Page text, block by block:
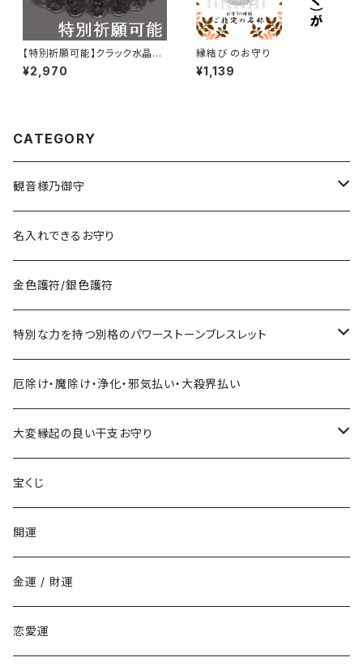
【特別祈願可能】クラック水晶パ
ワーストーンブレスレット_NS_B
1-17_275【お届まで3〜14日】
¥2,970
縁結び のお守り
¥1,139
CATEGORY
観音様乃御守
宝くじに御利益ある組合せ
サマージャンボ宝くじに当たりたい時の組合せ
バレンタインジャンボ宝くじに当たりたい時の組合せ
お金に御利益ある組合せ
給料を増やしたい
お金持ちと出会いたい
恋愛・縁結びで御利益ある組合せ
お金持ち恋愛したい
お金持ちと結婚したい(玉の輿・逆玉の輿)
対人で御利益ある組合せ
学校でいじめられたくない
職場でいじめられたくない
出世して仕事も充実し給料を上げたい時の組み合わせ
名入れできるお守り
金色護符/銀色護符
特別な力を持つ別格のパワーストーンブレスレット
ネックレス
ストラップ
厄除け・魔除け・浄化・邪気払い・大殺界払い
大変縁起の良い干支お守り
子年
丑年
寅年
卯年
宝くじ
開運
金運 / 財運
恋愛運